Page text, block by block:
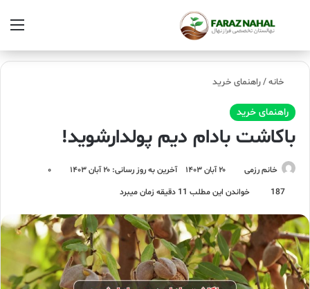
خانه/راهنمای خرید
راهنمای خرید
باکاشت بادام دیم پولدارشوید!
خانم رزمی ۲۰ آبان ۱۴۰۳ آخرین به روز رسانی: ۲۰ آبان ۱۴۰۳
۰
187
خواندن این مطلب 11 دقیقه زمان میبرد